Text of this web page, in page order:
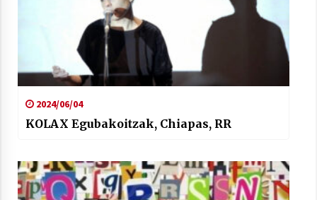
Arrosaren laburpen bideoa Hamaika
2021/06/30
2024/06/04
KOLAX Egubakoitzak, Chiapas, RR